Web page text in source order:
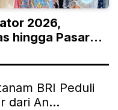
2026,
hingga Pasar
BRI Peduli
dari An...